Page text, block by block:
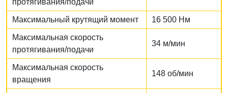
протягивания/подачи
Максимальный крутящий момент 16 500 Нм
Максимальная скорость
протягивания/подачи
34 м/мин
Максимальная скорость
вращения
148 об/мин